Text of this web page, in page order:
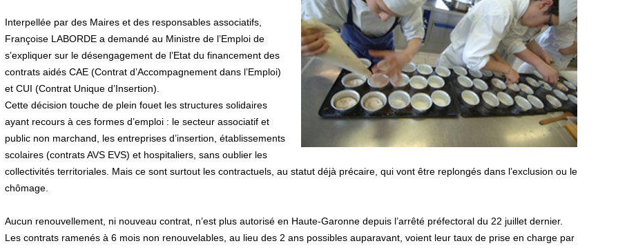
Interpellée par des Maires et des responsables associatifs,
Françoise LABORDE a demandé au Ministre de l’Emploi de
s’expliquer sur le désengagement de l’Etat du financement des
contrats aidés CAE (Contrat d’Accompagnement dans l’Emploi)
et CUI (Contrat Unique d’Insertion).
Cette décision touche de plein fouet les structures solidaires
ayant recours à ces formes d’emploi : le secteur associatif et
public non marchand, les entreprises d’insertion, établissements
scolaires (contrats AVS EVS) et hospitaliers, sans oublier les
collectivités territoriales. Mais ce sont surtout les contractuels, au statut déjà précaire, qui vont être replongés dans l’exclusion ou le
chômage.
Aucun renouvellement, ni nouveau contrat, n’est plus autorisé en Haute-Garonne depuis l’arrêté préfectoral du 22 juillet dernier.
Les contrats ramenés à 6 mois non renouvelables, au lieu des 2 ans possibles auparavant, voient leur taux de prise en charge par